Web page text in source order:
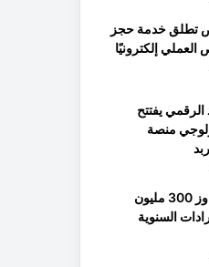
تطلق خدمة حجز
العملي إلكترونيًا
الرقمي يفتتح
منصة
سافيينت تتجاوز 300 مليون
السنوية